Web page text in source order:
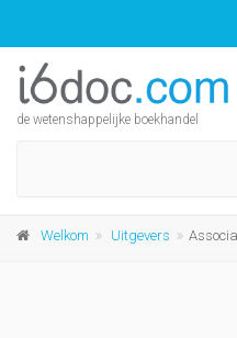
de wetenshappelijke boekhandel
Welkom Uitgevers Association